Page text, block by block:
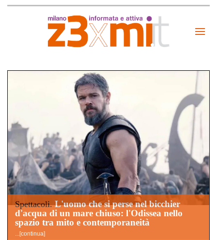
Spettacoli.L'uomo che si perse nel bicchier
d'acqua di un mare chiuso: l'Odissea nello
spazio tra mito e contemporaneità
...[continua]